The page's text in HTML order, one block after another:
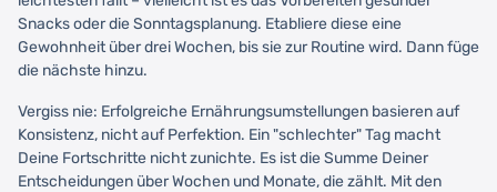
Snacks oder die Sonntagsplanung. Etabliere diese eine
Gewohnheit über drei Wochen, bis sie zur Routine wird. Dann füge
die nächste hinzu.
Vergiss nie: Erfolgreiche Ernährungsumstellungen basieren auf
Konsistenz, nicht auf Perfektion. Ein "schlechter" Tag macht
Deine Fortschritte nicht zunichte. Es ist die Summe Deiner
Entscheidungen über Wochen und Monate, die zählt. Mit den